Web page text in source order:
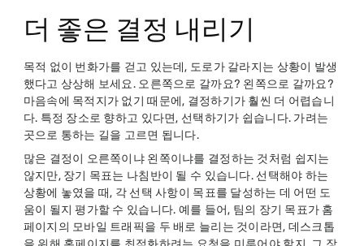
더 좋은 결정 내리기
목적 없이 번화가를 걷고 있는데, 도로가 갈라지는 상황이 발생
했다고 상상해 보세요. 오른쪽으로 갈까요? 왼쪽으로 갈까요?
마음속에 목적지가 없기 때문에, 결정하기가 훨씬 더 어렵습니
다. 특정 장소로 향하고 있다면, 선택하기가 쉽습니다. 가려는
곳으로 통하는 길을 고르면 됩니다.
많은 결정이 오른쪽이냐 왼쪽이냐를 결정하는 것처럼 쉽지는
않지만, 장기 목표는 나침반이 될 수 있습니다. 선택해야 하는
상황에 놓였을 때, 각 선택 사항이 목표를 달성하는 데 어떤 도
움이 될지 평가할 수 있습니다. 예를 들어, 팀의 장기 목표가 홈
페이지의 모바일 트래픽을 두 배로 늘리는 것이라면, 데스크톱